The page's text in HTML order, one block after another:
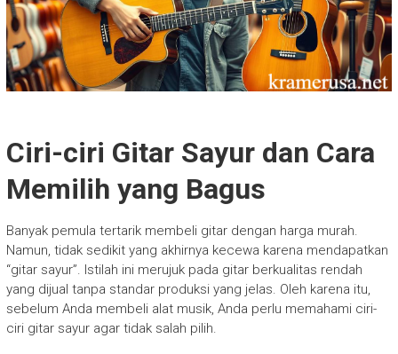
Ciri-ciri Gitar Sayur dan Cara
Memilih yang Bagus
Banyak pemula tertarik membeli gitar dengan harga murah.
Namun, tidak sedikit yang akhirnya kecewa karena mendapatkan
“gitar sayur”. Istilah ini merujuk pada gitar berkualitas rendah
yang dijual tanpa standar produksi yang jelas. Oleh karena itu,
sebelum Anda membeli alat musik, Anda perlu memahami ciri-
ciri gitar sayur agar tidak salah pilih.